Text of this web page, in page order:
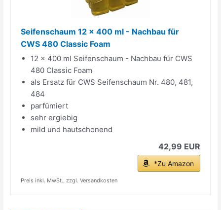
Seifenschaum 12 x 400 ml - Nachbau für
CWS 480 Classic Foam
12 x 400 ml Seifenschaum - Nachbau für CWS
480 Classic Foam
als Ersatz für CWS Seifenschaum Nr. 480, 481,
484
parfümiert
sehr ergiebig
mild und hautschonend
42,99 EUR
*Zu Amazon
Preis inkl. MwSt., zzgl. Versandkosten